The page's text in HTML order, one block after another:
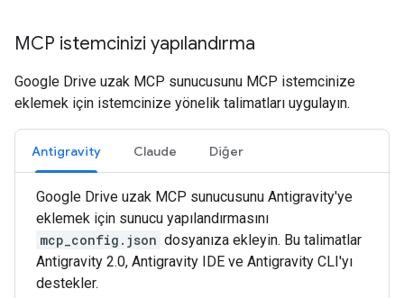
MCP istemcinizi yapılandırma
Google Drive uzak MCP sunucusunu MCP istemcinize
eklemek için istemcinize yönelik talimatları uygulayın.
Antigravity Claude Diğer
Google Drive uzak MCP sunucusunu Antigravity'ye
eklemek için sunucu yapılandırmasını
mcp_config.json dosyanıza ekleyin. Bu talimatlar
Antigravity 2.0, Antigravity IDE ve Antigravity CLI'yı
destekler.